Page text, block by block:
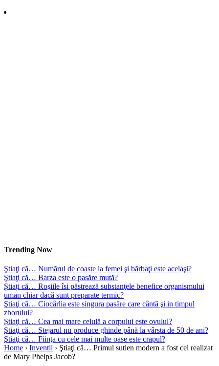
Trending Now
Ştiaţi că… Numărul de coaste la femei şi bărbaţi este acelaşi?
Ştiaţi că… Barza este o pasăre mută?
Știați că… Roşiile îsi păstrează substanţele benefice organismului
uman chiar dacă sunt preparate termic?
Ştiaţi că… Ciocârlia este singura pasăre care cântă şi in timpul
zborului?
Știaţi că… Cea mai mare celulă a corpului este ovulul?
Ştiaţi că… Stejarul nu produce ghinde până la vârsta de 50 de ani?
Ştiaţi că… Fiinţa cu cele mai multe oase este crapul?
Home › Inventii › Ştiaţi că… Primul sutien modern a fost cel realizat
de Mary Phelps Jacob?